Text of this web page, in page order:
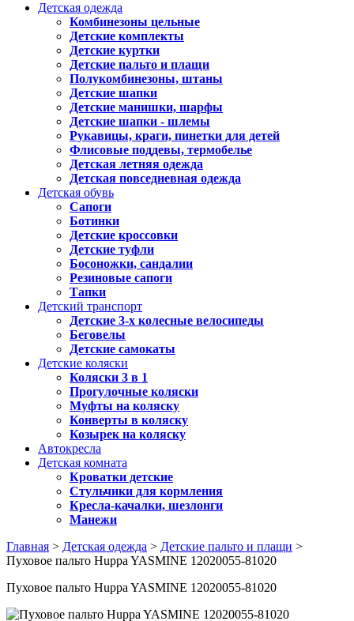
Детская одежда
Комбинезоны цельные
Детские комплекты
Детские куртки
Детские пальто и плащи
Полукомбинезоны, штаны
Детские шапки
Детские манишки, шарфы
Детские шапки - шлемы
Рукавицы, краги, пинетки для детей
Флисовые поддевы, термобелье
Детская летняя одежда
Детская повседневная одежда
Детская обувь
Сапоги
Ботинки
Детские кроссовки
Детские туфли
Босоножки, сандалии
Резиновые сапоги
Тапки
Детский транспорт
Детские 3-х колесные велосипеды
Беговелы
Детские самокаты
Детские коляски
Коляски 3 в 1
Прогулочные коляски
Муфты на коляску
Конверты в коляску
Козырек на коляску
Автокресла
Детская комната
Кроватки детские
Стульчики для кормления
Кресла-качалки, шезлонги
Манежи
Главная > Детская одежда > Детские пальто и плащи >
Пуховое пальто Huppa YASMINE 12020055-81020
Пуховое пальто Huppa YASMINE 12020055-81020